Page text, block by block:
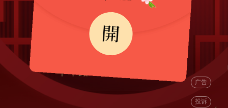
丰华路58号丽都酒店宴会厅
12月30号AM10:00
广告
投诉